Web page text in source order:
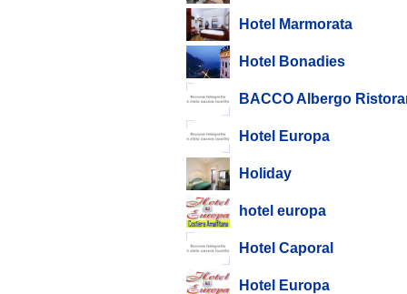
Hotel Marmorata
Hotel Bonadies
BACCO Albergo
Hotel Europa
Holiday
hotel europa
Hotel Caporal
Hotel Europa